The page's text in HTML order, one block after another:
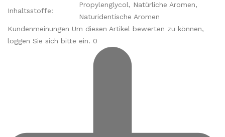
Inhaltsstoffe:
Propylenglycol, Natürliche Aromen,
Naturidentische Aromen
Kundenmeinungen Um diesen Artikel bewerten zu können,
loggen Sie sich bitte ein. 0